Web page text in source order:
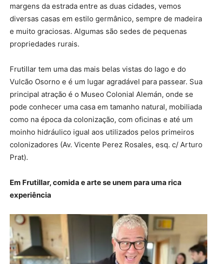
margens da estrada entre as duas cidades, vemos
diversas casas em estilo germânico, sempre de madeira
e muito graciosas. Algumas são sedes de pequenas
propriedades rurais.
Frutillar tem uma das mais belas vistas do lago e do
Vulcão Osorno e é um lugar agradável para passear. Sua
principal atração é o Museo Colonial Alemán, onde se
pode conhecer uma casa em tamanho natural, mobiliada
como na época da colonização, com oficinas e até um
moinho hidráulico igual aos utilizados pelos primeiros
colonizadores (Av. Vicente Perez Rosales, esq. c/ Arturo
Prat).
Em Frutillar, comida e arte se unem para uma rica
experiência